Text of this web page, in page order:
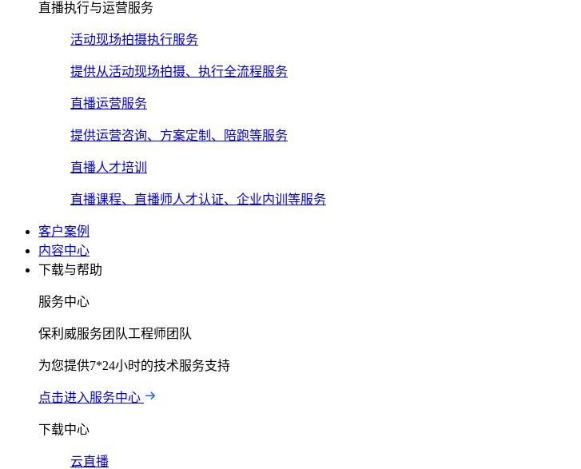
直播执行与运营服务
活动现场拍摄执行服务
提供从活动现场拍摄、执行全流程服务
直播运营服务
提供运营咨询、方案定制、陪跑等服务
直播人才培训
直播课程、直播师人才认证、企业内训等服务
客户案例
内容中心
下载与帮助
服务中心
保利威服务团队工程师团队
为您提供7*24小时的技术服务支持
点击进入服务中心
下载中心
云直播